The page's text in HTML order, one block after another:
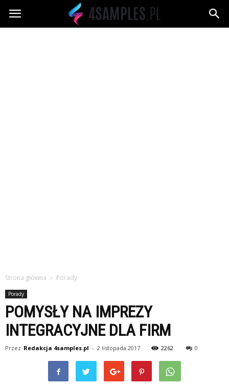
4samples.pl
Strona główna Porady
Porady
POMYSŁY NA IMPREZY
INTEGRACYJNE DLA FIRM
Przez Redakcja 4samples.pl - 2 listopada 2017 2262 0